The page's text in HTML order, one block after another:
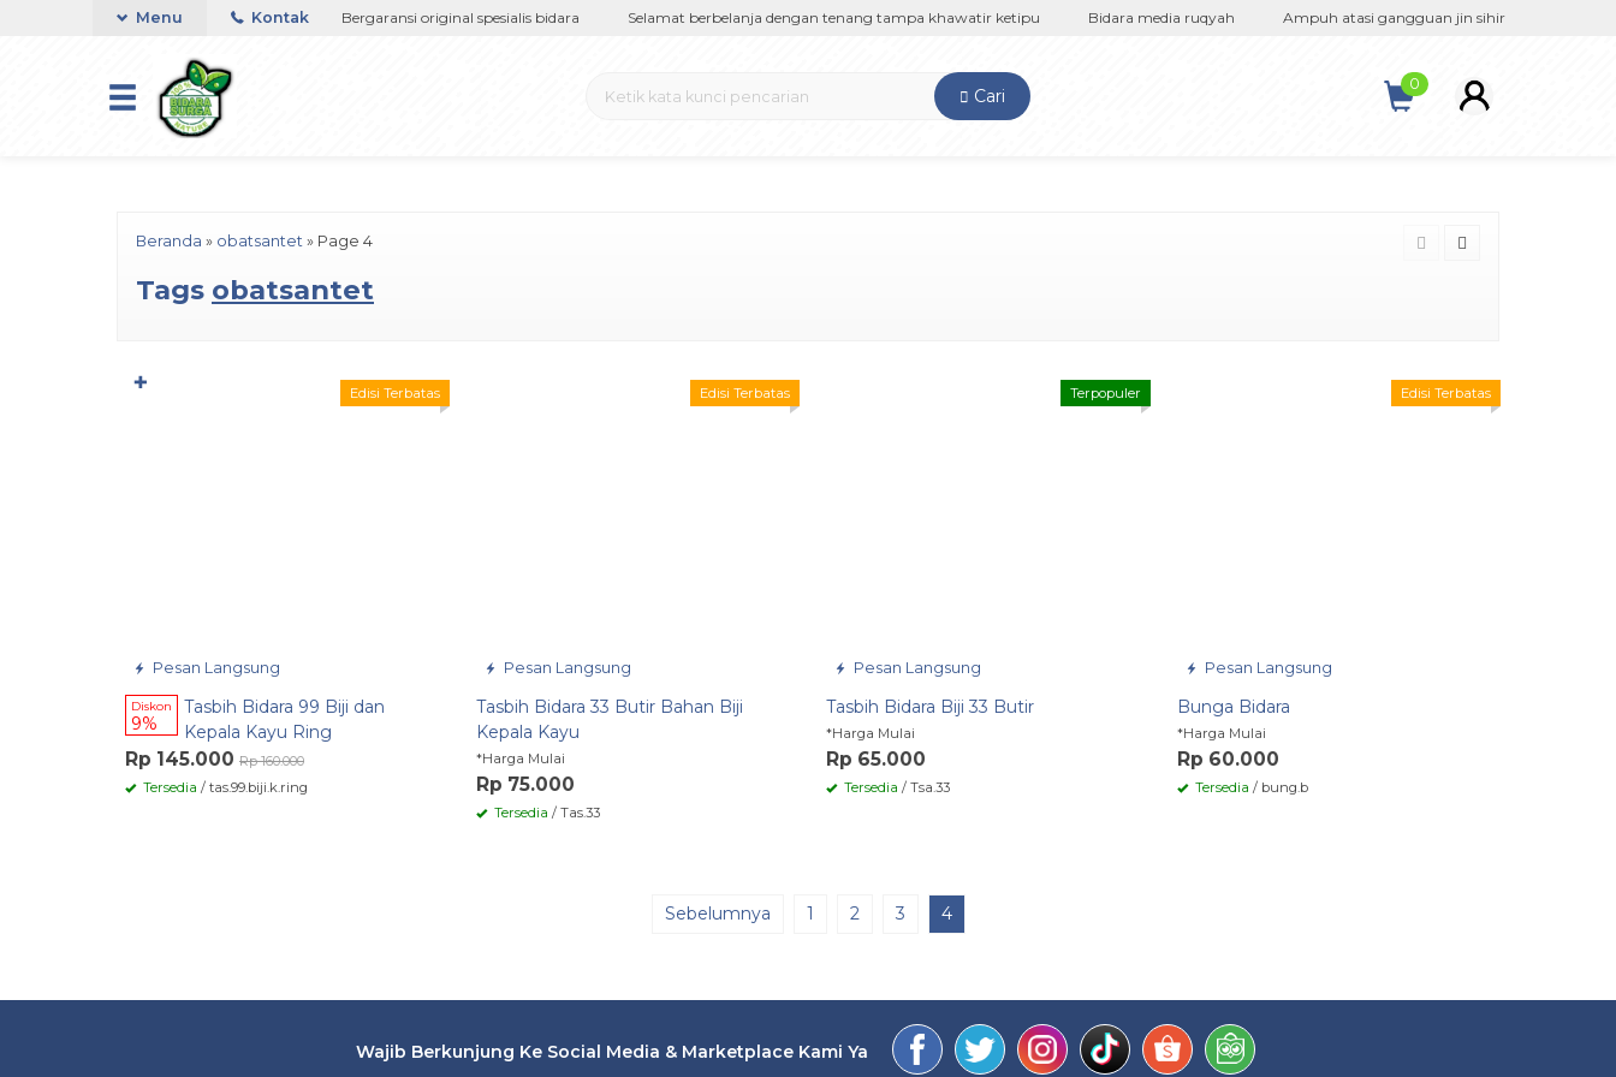
google-site-verification=jsSiN3JFrZmq1LAM4wH2enTZvqFEb4f83ruKyoGicmk
Ampuh atasi gangguan jin sihir Bergaransi original spesialis bidara Selamat berbelanja dengan tenang tampa khawatir ketipu Bidara media ruqyah Ampuh atasi gangguan jin sihir
Menu Kontak
Cari
0
Beranda » obatsantet » Page 4
Tags obatsantet
Pesan Langsung
Edisi Terbatas
Diskon
9%
Tasbih Bidara 99 Biji dan
Kepala Kayu Ring
Rp 145.000 Rp 160.000
Tersedia / tas.99.biji.k.ring
✚
Pesan Langsung
Edisi Terbatas
Tasbih Bidara 33 Butir Bahan Biji
Kepala Kayu
*Harga Mulai
Rp 75.000
Tersedia / Tas.33
Pesan Langsung
Terpopuler
Tasbih Bidara Biji 33 Butir
*Harga Mulai
Rp 65.000
Tersedia / Tsa.33
Pesan Langsung
Edisi Terbatas
Bunga Bidara
*Harga Mulai
Rp 60.000
Tersedia / bung.b
Sebelumnya 1 2 3 4
Wajib Berkunjung Ke Social Media & Marketplace Kami Ya